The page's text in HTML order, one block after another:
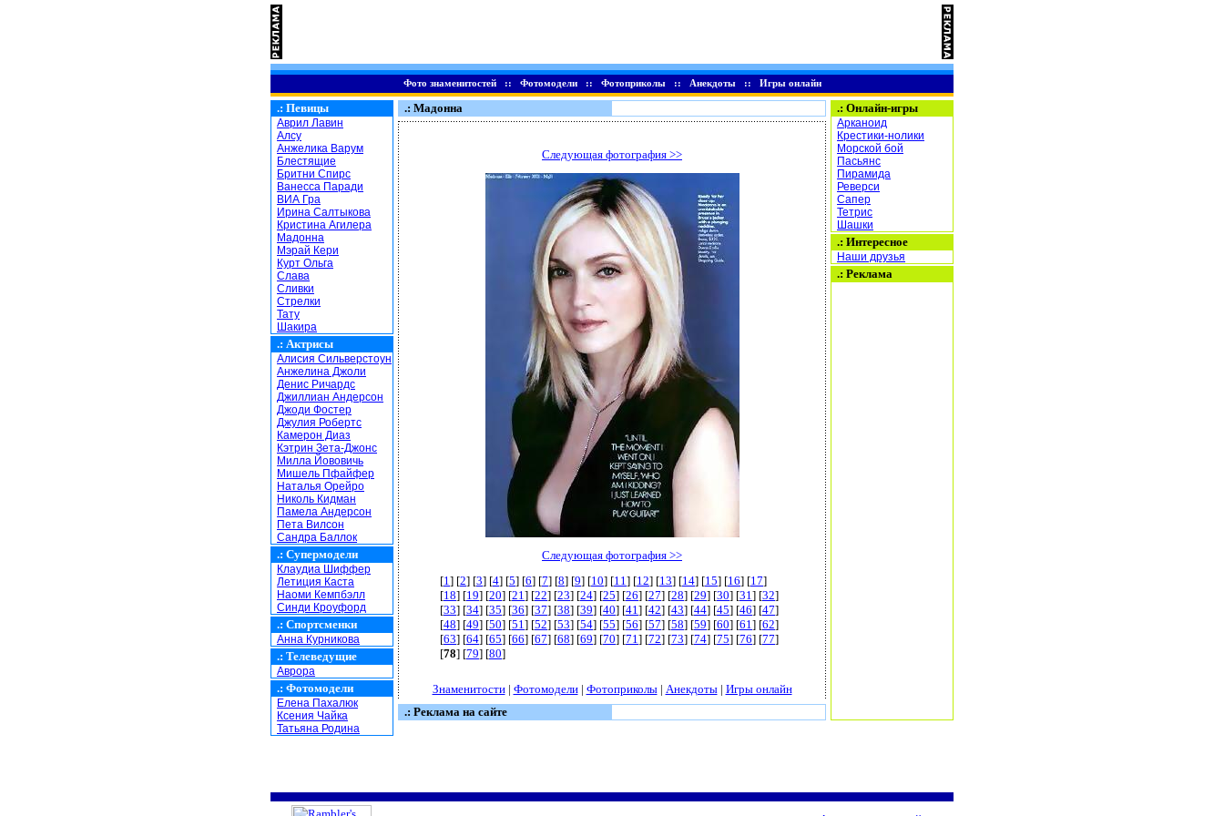
Фото знаменитостей:: Фотомодели:: Фотоприколы:: Анекдоты:: Игры онлайн
.: Певицы
Аврил Лавин
Алсу
Анжелика Варум
Блестящие
Бритни Спирс
Ванесса Паради
ВИА Гра
Ирина Салтыкова
Кристина Агилера
Мадонна
Мэрай Кери
Курт Ольга
Слава
Сливки
Стрелки
Тату
Шакира
.: Актрисы
Алисия Сильверстоун
Анжелина Джоли
Денис Ричардс
Джиллиан Андерсон
Джоди Фостер
Джулия Робертс
Камерон Диаз
Кэтрин Зета-Джонс
Милла Йововичь
Мишель Пфайфер
Наталья Орейро
Николь Кидман
Памела Андерсон
Пета Вилсон
Сандра Баллок
.: Супермодели
Клаудиа Шиффер
Летиция Каста
Наоми Кемпбэлл
Синди Кроуфорд
.: Спортсменки
Анна Курникова
.: Телеведущие
Аврора
.: Фотомодели
Елена Пахалюк
Ксения Чайка
Татьяна Родина
.: Мадонна
Следующая фотография >>
Следующая фотография >>
[1] [2] [3] [4] [5] [6] [7] [8] [9] [10] [11] [12] [13] [14] [15] [16] [17]
[18] [19] [20] [21] [22] [23] [24] [25] [26] [27] [28] [29] [30] [31] [32]
[33] [34] [35] [36] [37] [38] [39] [40] [41] [42] [43] [44] [45] [46] [47]
[48] [49] [50] [51] [52] [53] [54] [55] [56] [57] [58] [59] [60] [61] [62]
[63] [64] [65] [66] [67] [68] [69] [70] [71] [72] [73] [74] [75] [76] [77]
[78] [79] [80]
Знаменитости| Фотомодели| Фотоприколы| Анекдоты| Игры онлайн
.: Реклама на сайте
.: Онлайн-игры
Арканоид
Крестики-нолики
Морской бой
Пасьянс
Пирамида
Реверси
Сапер
Тетрис
Шашки
.: Интересное
Наши друзья
.: Реклама